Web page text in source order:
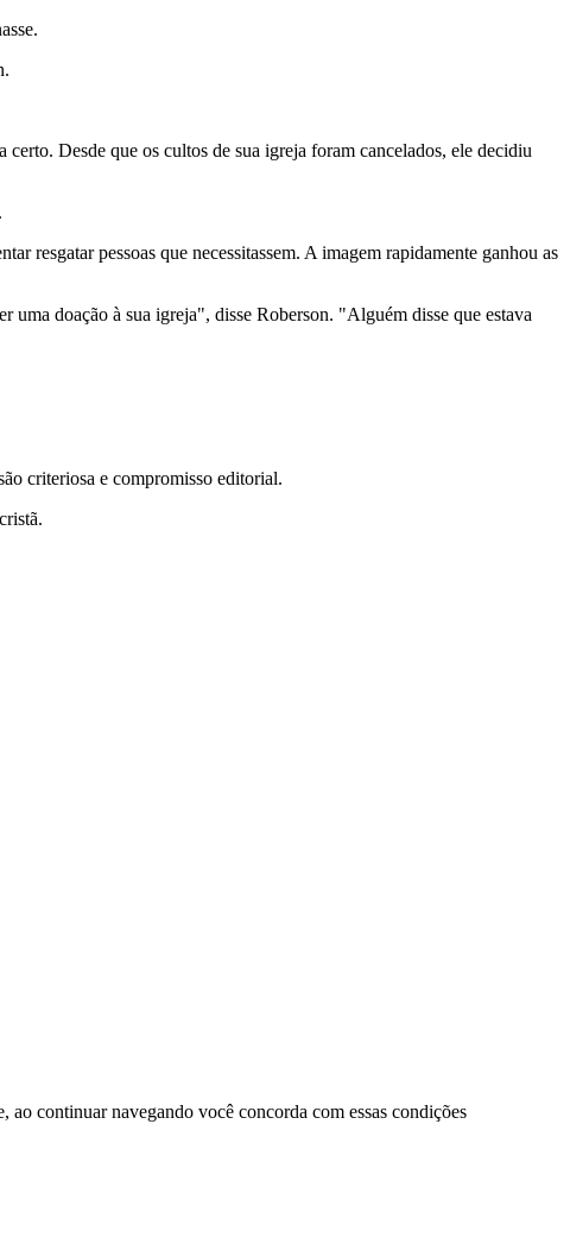
Desde que os cultos de sua igreja foram cancelados, ele decidiu
resgatar pessoas que necessitassem. A imagem rapidamente ganhou as
uma doação à sua igreja", disse Roberson. "Alguém disse que estava
criteriosa e compromisso editorial.
ao continuar navegando você concorda com essas condições